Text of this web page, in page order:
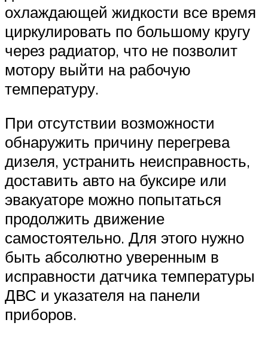
охлаждающей жидкости все время
циркулировать по большому кругу
через радиатор, что не позволит
мотору выйти на рабочую
температуру.
При отсутствии возможности
обнаружить причину перегрева
дизеля, устранить неисправность,
доставить авто на буксире или
эвакуаторе можно попытаться
продолжить движение
самостоятельно. Для этого нужно
быть абсолютно уверенным в
исправности датчика температуры
ДВС и указателя на панели
приборов.